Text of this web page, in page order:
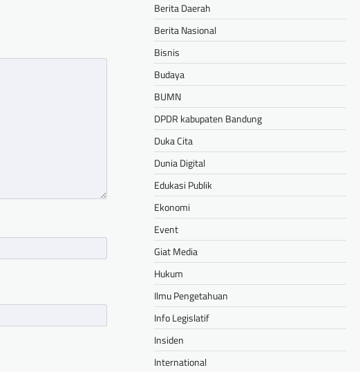
Berita Daerah
Berita Nasional
Bisnis
Budaya
BUMN
DPDR kabupaten Bandung
Duka Cita
Dunia Digital
Edukasi Publik
Ekonomi
Event
Giat Media
Hukum
Ilmu Pengetahuan
Info Legislatif
Insiden
International